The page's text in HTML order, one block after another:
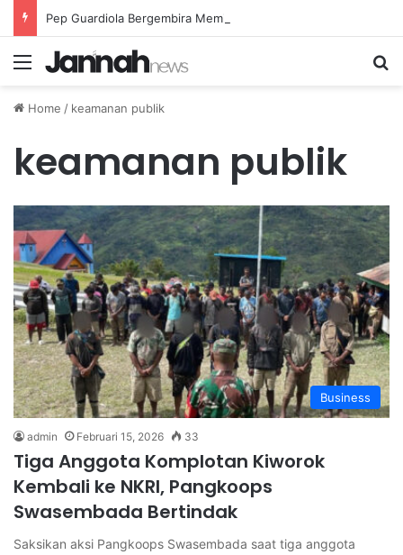
Menu
Home / keamanan publik
keamanan publik
Business
admin Februari 15, 2026 33
Tiga Anggota Komplotan Kiworok
Kembali ke NKRI, Pangkoops
Swasembada Bertindak
Saksikan aksi Pangkoops Swasembada saat tiga anggota